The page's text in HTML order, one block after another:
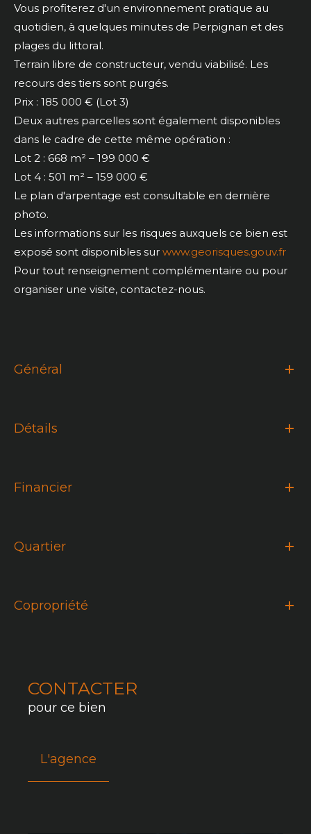
Vous profiterez d'un environnement pratique au
quotidien, à quelques minutes de Perpignan et des
plages du littoral.
Terrain libre de constructeur, vendu viabilisé. Les
recours des tiers sont purgés.
Prix : 185 000 € (Lot 3)
Deux autres parcelles sont également disponibles
dans le cadre de cette même opération :
Lot 2 : 668 m² – 199 000 €
Lot 4 : 501 m² – 159 000 €
Le plan d'arpentage est consultable en dernière
photo.
Les informations sur les risques auxquels ce bien est
exposé sont disponibles sur www.georisques.gouv.fr
Pour tout renseignement complémentaire ou pour
organiser une visite, contactez-nous.
Général
Détails
Financier
Quartier
Copropriété
CONTACTER
pour ce bien
L'agence